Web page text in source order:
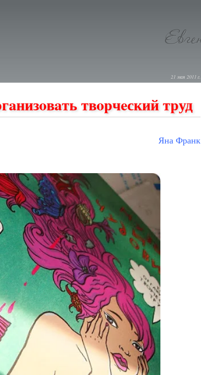
21 мая 2011 г.
твopчeский тpуд
Янa Фрaнк